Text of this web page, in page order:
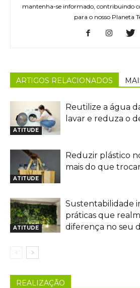
mantenha-se informado, contribuindo
para o nosso Planeta
ARTIGOS RELACIONADOS
ATITUDE
Reutilize a água
lavar e reduza o
ATITUDE
Reduzir plástico
mais do que
ATITUDE
Sustentabilidade
práticas que
diferença no seu
REALIZAÇÃO